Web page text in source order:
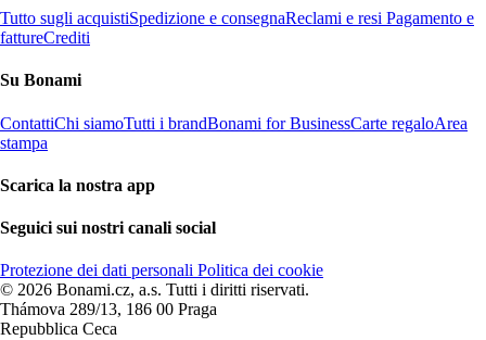
Tutto sugli acquistiSpedizione e consegnaReclami e resi Pagamento e
fattureCrediti
Su Bonami
ContattiChi siamoTutti i brandBonami for BusinessCarte regaloArea
stampa
Scarica la nostra app
Seguici sui nostri canali social
Protezione dei dati personali Politica dei cookie
© 2026 Bonami.cz, a.s. Tutti i diritti riservati.
Thámova 289/13, 186 00 Praga
Repubblica Ceca